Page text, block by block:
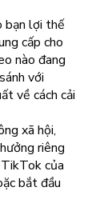
bạn lợi thế
cấp cho
nào đang
với
về cách cải
xã hội,
riêng
của
bắt đầu